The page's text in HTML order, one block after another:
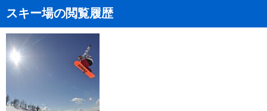
スキー場の閲覧履歴